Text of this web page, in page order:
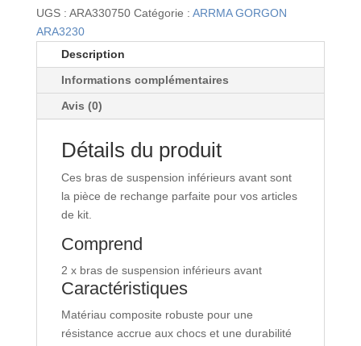
de
ARA330750
-
suspension
inférieurs
paire)
UGS : ARA330750 Catégorie : ARRMA GORGON
ARA3230
Description
Informations complémentaires
Avis (0)
Détails du produit
Ces bras de suspension inférieurs avant sont
la pièce de rechange parfaite pour vos articles
de kit.
Comprend
2 x bras de suspension inférieurs avant
Caractéristiques
Matériau composite robuste pour une
résistance accrue aux chocs et une durabilité